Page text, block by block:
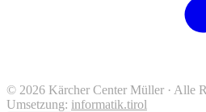
© 2026 Kärcher Center Müller · Alle
Umsetzung: informatik.tirol